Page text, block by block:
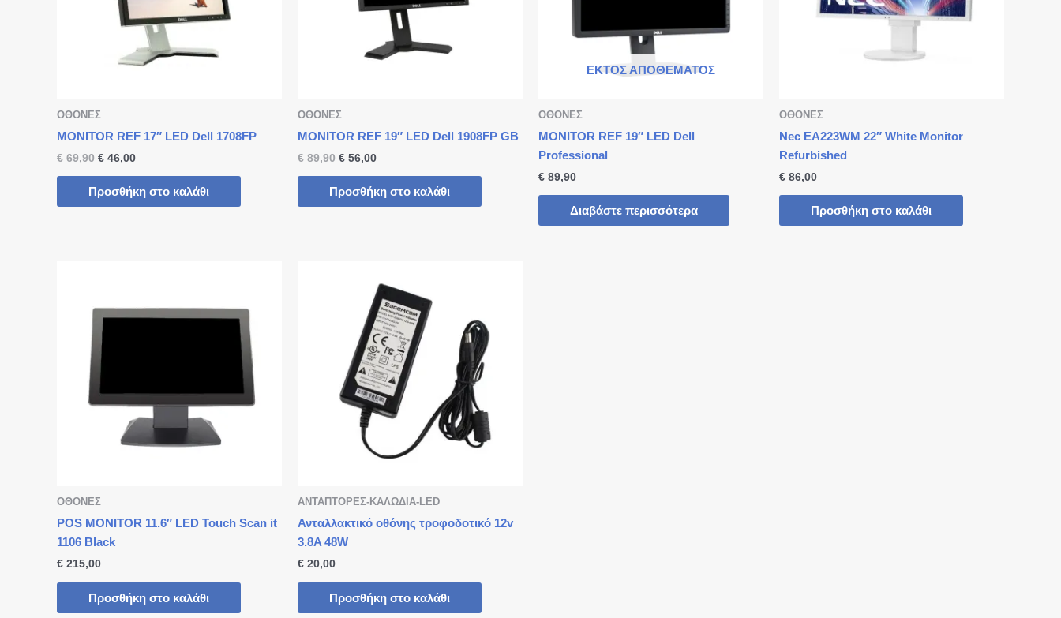
ΟΘΟΝΕΣ
MONITOR REF 17″ LED Dell 1708FP
€69,90 € 46,00
Προσθήκη στο καλάθι
ΟΘΟΝΕΣ
MONITOR REF 19″ LED Dell 1908FP GB
€89,90 € 56,00
Προσθήκη στο καλάθι
ΕΚΤΌΣ ΑΠΟΘΈΜΑΤΟΣ
ΟΘΟΝΕΣ
MONITOR REF 19″ LED Dell
Professional
€ 89,90
Διαβάστε περισσότερα
ΟΘΟΝΕΣ
Nec EA223WM 22″ White Monitor
Refurbished
€ 86,00
Προσθήκη στο καλάθι
ΟΘΟΝΕΣ
POS MONITOR 11.6″ LED Touch Scan it
1106 Black
€ 215,00
Προσθήκη στο καλάθι
ΑΝΤΑΠΤΟΡΕΣ-ΚΑΛΩΔΙΑ-LED
Ανταλλακτικό οθόνης τροφοδοτικό 12v
3.8A 48W
€ 20,00
Προσθήκη στο καλάθι